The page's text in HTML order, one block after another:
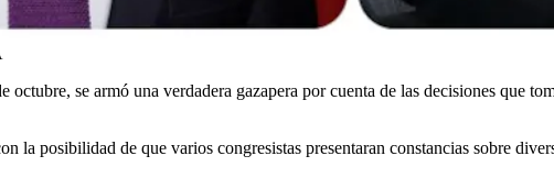
octubre, se armó una verdadera gazapera por cuenta de las decisiones que
la posibilidad de que varios congresistas presentaran constancias sobre